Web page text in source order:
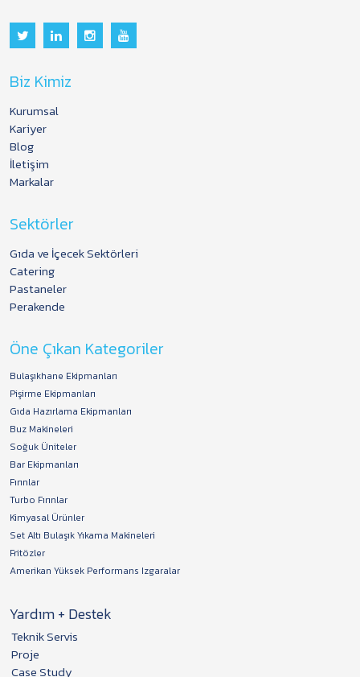
Biz Kimiz
Kurumsal
Kariyer
Blog
İletişim
Markalar
Sektörler
Gıda ve İçecek Sektörleri
Catering
Pastaneler
Perakende
Öne Çıkan Kategoriler
Bulaşıkhane Ekipmanları
Pişirme Ekipmanları
Gıda Hazırlama Ekipmanları
Buz Makineleri
Soğuk Üniteler
Bar Ekipmanları
Fırınlar
Turbo Fırınlar
Kimyasal Ürünler
Set Altı Bulaşık Yıkama Makineleri
Fritözler
Amerikan Yüksek Performans Izgaralar
Yardım + Destek
Teknik Servis
Proje
Case Study